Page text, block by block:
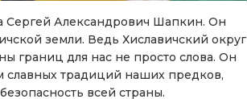
Сергей Александрович Шапкин. Он
земли. Ведь Хиславичский округ
границ для нас не просто слова. Он
славных традиций наших предков,
всей страны.